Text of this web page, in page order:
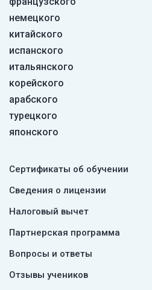
немецкого
китайского
испанского
итальянского
корейского
арабского
турецкого
японского
Сертификаты об обучении
Сведения о лицензии
Налоговый вычет
Партнерская программа
Вопросы и ответы
Отзывы учеников